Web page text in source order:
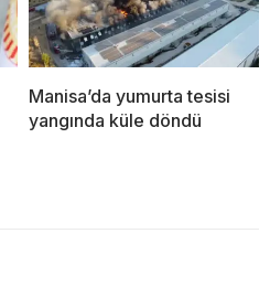
Manisa’da yumurta tesisi
yangında küle döndü